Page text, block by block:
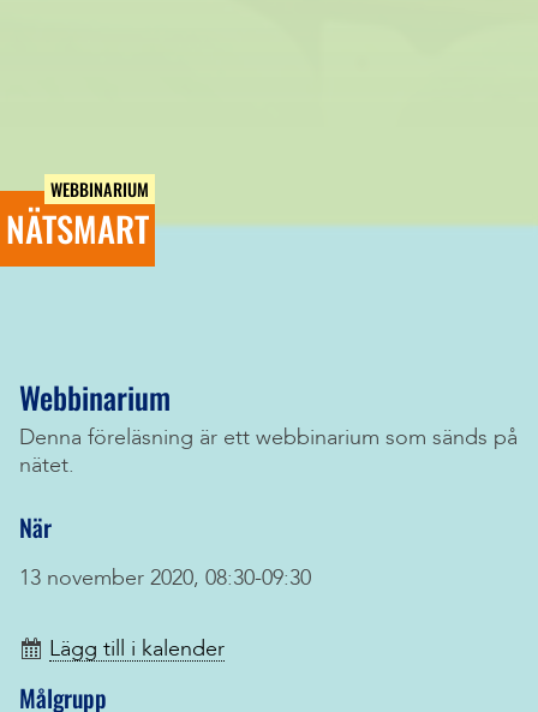
WEBBINARIUM
NÄTSMART
Webbinarium
Denna föreläsning är ett webbinarium som sänds på
nätet.
När
13 november 2020, 08:30-09:30
Lägg till i kalender
Målgrupp